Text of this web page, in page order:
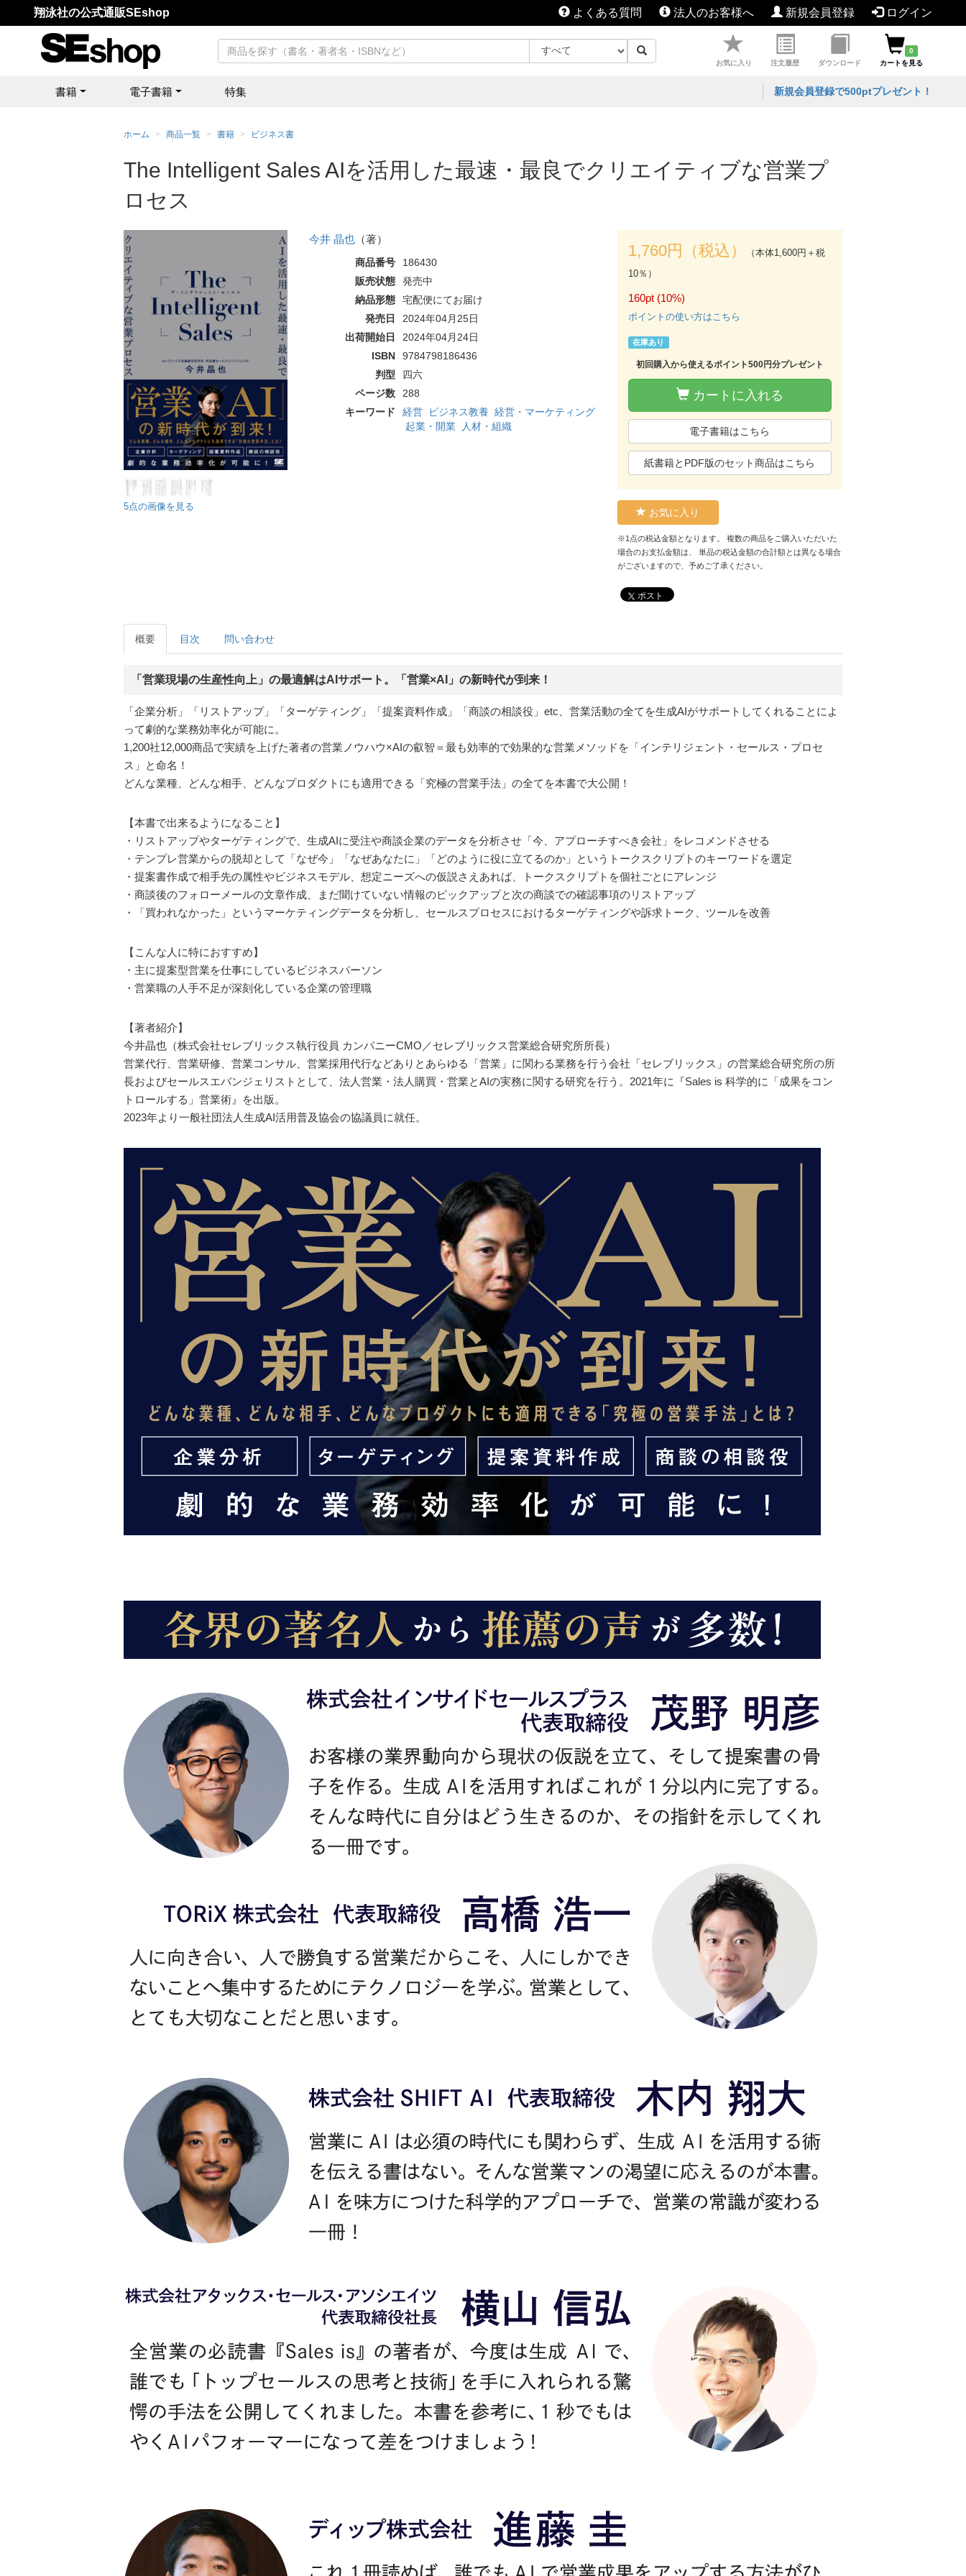
翔泳社の公式通販SEshop よくある質問 法人のお客様へ 新規会員登録 ログイン
お気に入り 注文履歴 ダウンロード
0
カートを見る
書籍 電子書籍 特集 新規会員登録で500ptプレゼント！
ホーム 商品一覧 書籍 ビジネス書
The Intelligent Sales AIを活用した最速・最良でクリエイティブな営業プ
ロセス
5点の画像を見る
今井 晶也（著）
商品番号
186430
販売状態
発売中
納品形態
宅配便にてお届け
発売日
2024年04月25日
出荷開始日
2024年04月24日
ISBN
9784798186436
判型
四六
ページ数
288
キーワード
経営 ビジネス教養 経営・マーケティング
起業・開業
人材・組織
1,760円（税込）
（本体1,600円＋税
10％）
160pt (10%)
ポイントの使い方はこちら
在庫あり
初回購入から使えるポイント500円分プレゼント
カートに入れる
電子書籍はこちら
紙書籍とPDF版のセット商品はこちら
お気に入り
※1点の税込金額となります。 複数の商品をご購入いただいた
場合のお支払金額は、 単品の税込金額の合計額とは異なる場合
がございますので、予めご了承ください。
ポスト
概要 目次 問い合わせ
「営業現場の生産性向上」の最適解はAIサポート。「営業×AI」の新時代が到来！
「企業分析」「リストアップ」「ターゲティング」「提案資料作成」「商談の相談役」etc、営業活動の全てを生成AIがサポートしてくれることによ
って劇的な業務効率化が可能に。
1,200社12,000商品で実績を上げた著者の営業ノウハウ×AIの叡智＝最も効率的で効果的な営業メソッドを「インテリジェント・セールス・プロセ
ス」と命名！
どんな業種、どんな相手、どんなプロダクトにも適用できる「究極の営業手法」の全てを本書で大公開！
【本書で出来るようになること】
・リストアップやターゲティングで、生成AIに受注や商談企業のデータを分析させ「今、アプローチすべき会社」をレコメンドさせる
・テンプレ営業からの脱却として「なぜ今」「なぜあなたに」「どのように役に立てるのか」というトークスクリプトのキーワードを選定
・提案書作成で相手先の属性やビジネスモデル、想定ニーズへの仮説さえあれば、トークスクリプトを個社ごとにアレンジ
・商談後のフォローメールの文章作成、まだ聞けていない情報のピックアップと次の商談での確認事項のリストアップ
・「買われなかった」というマーケティングデータを分析し、セールスプロセスにおけるターゲティングや訴求トーク、ツールを改善
【こんな人に特におすすめ】
・主に提案型営業を仕事にしているビジネスパーソン
・営業職の人手不足が深刻化している企業の管理職
【著者紹介】
今井晶也（株式会社セレブリックス執行役員 カンパニーCMO／セレブリックス営業総合研究所所長）
営業代行、営業研修、営業コンサル、営業採用代行などありとあらゆる「営業」に関わる業務を行う会社「セレブリックス」の営業総合研究所の所
長およびセールスエバンジェリストとして、法人営業・法人購買・営業とAIの実務に関する研究を行う。2021年に『Sales is 科学的に「成果をコン
トロールする」営業術』を出版。
2023年より一般社団法人生成AI活用普及協会の協議員に就任。